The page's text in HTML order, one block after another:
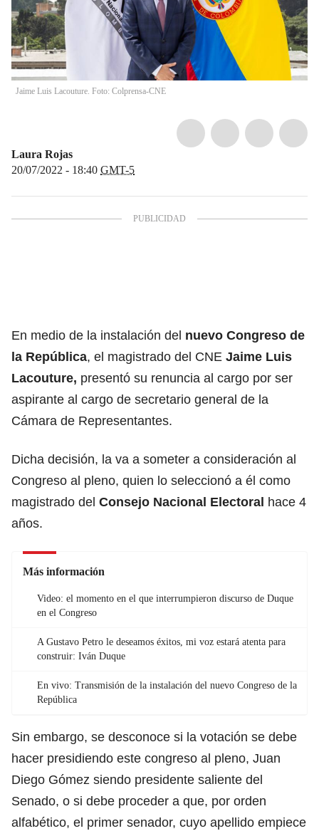
Jaime Luis Lacouture. Foto: Colprensa-CNE
Laura Rojas
20/07/2022 - 18:40 GMT-5
En medio de la instalación del nuevo Congreso de
la República, el magistrado del CNE Jaime Luis
Lacouture, presentó su renuncia al cargo por ser
aspirante al cargo de secretario general de la
Cámara de Representantes.
Dicha decisión, la va a someter a consideración al
Congreso al pleno, quien lo seleccionó a él como
magistrado del Consejo Nacional Electoral hace 4
años.
Más información
Video: el momento en el que interrumpieron discurso de Duque
en el Congreso
A Gustavo Petro le deseamos éxitos, mi voz estará atenta para
construir: Iván Duque
En vivo: Transmisión de la instalación del nuevo Congreso de la
República
Sin embargo, se desconoce si la votación se debe
hacer presidiendo este congreso al pleno, Juan
Diego Gómez siendo presidente saliente del
Senado, o si debe proceder a que, por orden
alfabético, el primer senador, cuyo apellido empiece